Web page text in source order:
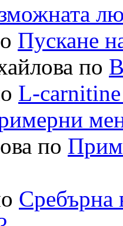
Пускане
по
L-
по
Сребърна